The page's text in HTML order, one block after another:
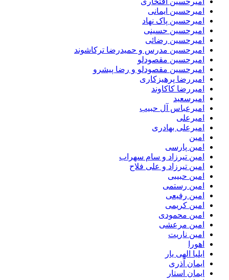
امیرحسین ایمانی
امیرحسین پاک نهاد
امیرحسین حسینی
امیرحسین رضائی
امیرحسین مدرس و حمیدرضا ترکاشوند
امیرحسین مقصودلو
امیرحسین مقصودلو و رضا پیشرو
امیررضا پرهیزکاری
امیررضا کاکاوند
امیرسعید
امیرعباس آل حبیب
امیرعلی
امیرعلی بهادری
امین
امین پارسی
امین تیرزاد و سام سهراب
امین تیرزاد و علی فلاح
امین حبیبی
امین رستمی
امین رفیعی
امین کریمی
امین محمودی
امین مرعشی
امین ناریت
اهورا
ایلیا الهی یار
ایمان آذری
ایمان استار